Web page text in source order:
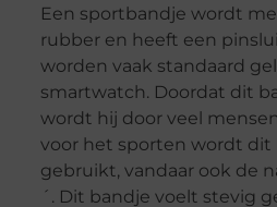
Een sportbandje wordt
rubber en heeft een
worden vaak standaard
smartwatch. Doordat dit
wordt hij door veel
voor het sporten wordt dit
gebruikt, vandaar ook de
´. Dit bandje voelt stevig